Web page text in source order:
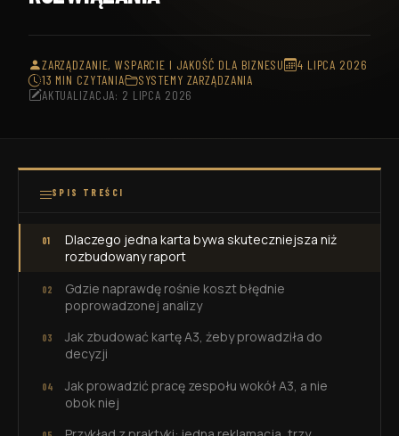
ZARZĄDZANIE, WSPARCIE I JAKOŚĆ DLA BIZNESU
4 LIPCA 2026
13 MIN CZYTANIA
SYSTEMY ZARZĄDZANIA
AKTUALIZACJA: 2 LIPCA 2026
SPIS TREŚCI
Dlaczego jedna karta bywa skuteczniejsza niż
rozbudowany raport
Gdzie naprawdę rośnie koszt błędnie
poprowadzonej analizy
Jak zbudować kartę A3, żeby prowadziła do
decyzji
Jak prowadzić pracę zespołu wokół A3, a nie
obok niej